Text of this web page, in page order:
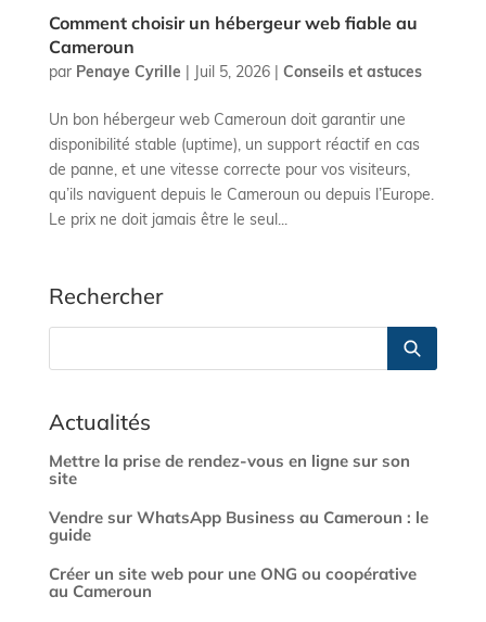
Comment choisir un hébergeur web fiable au
Cameroun
par Penaye Cyrille | Juil 5, 2026| Conseils et astuces
Un bon hébergeur web Cameroun doit garantir une
disponibilité stable (uptime), un support réactif en cas
de panne, et une vitesse correcte pour vos visiteurs,
qu’ils naviguent depuis le Cameroun ou depuis l’Europe.
Le prix ne doit jamais être le seul...
Rechercher
Actualités
Mettre la prise de rendez-vous en ligne sur son
site
Vendre sur WhatsApp Business au Cameroun : le
guide
Créer un site web pour une ONG ou coopérative
au Cameroun